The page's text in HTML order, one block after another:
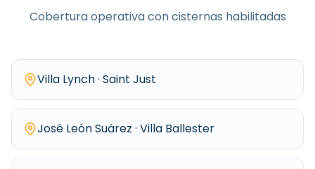
Cobertura operativa con cisternas habilitadas
Villa Lynch · Saint Just
José León Suárez · Villa Ballester